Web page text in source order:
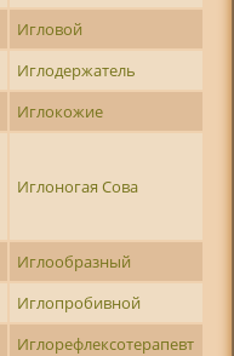
Игловой
Иглодержатель
Иглокожие
Иглоногая Сова
Иглообразный
Иглопробивной
Иглорефлексотерапевт